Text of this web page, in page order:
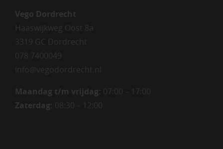
Vego Dordrecht
Haaswijkweg Oost 8a
3319 GC Dordrecht
078 7400049
info@vegodordrecht.nl
Maandag t/m vrijdag: 07:00 – 17:00
Zaterdag: 08:30 – 12:00